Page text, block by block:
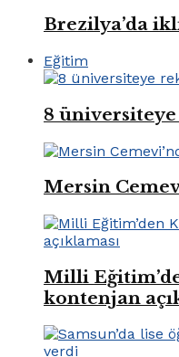
Brezilya’da
Eğitim
8
Mersin
Milli
kontenjan